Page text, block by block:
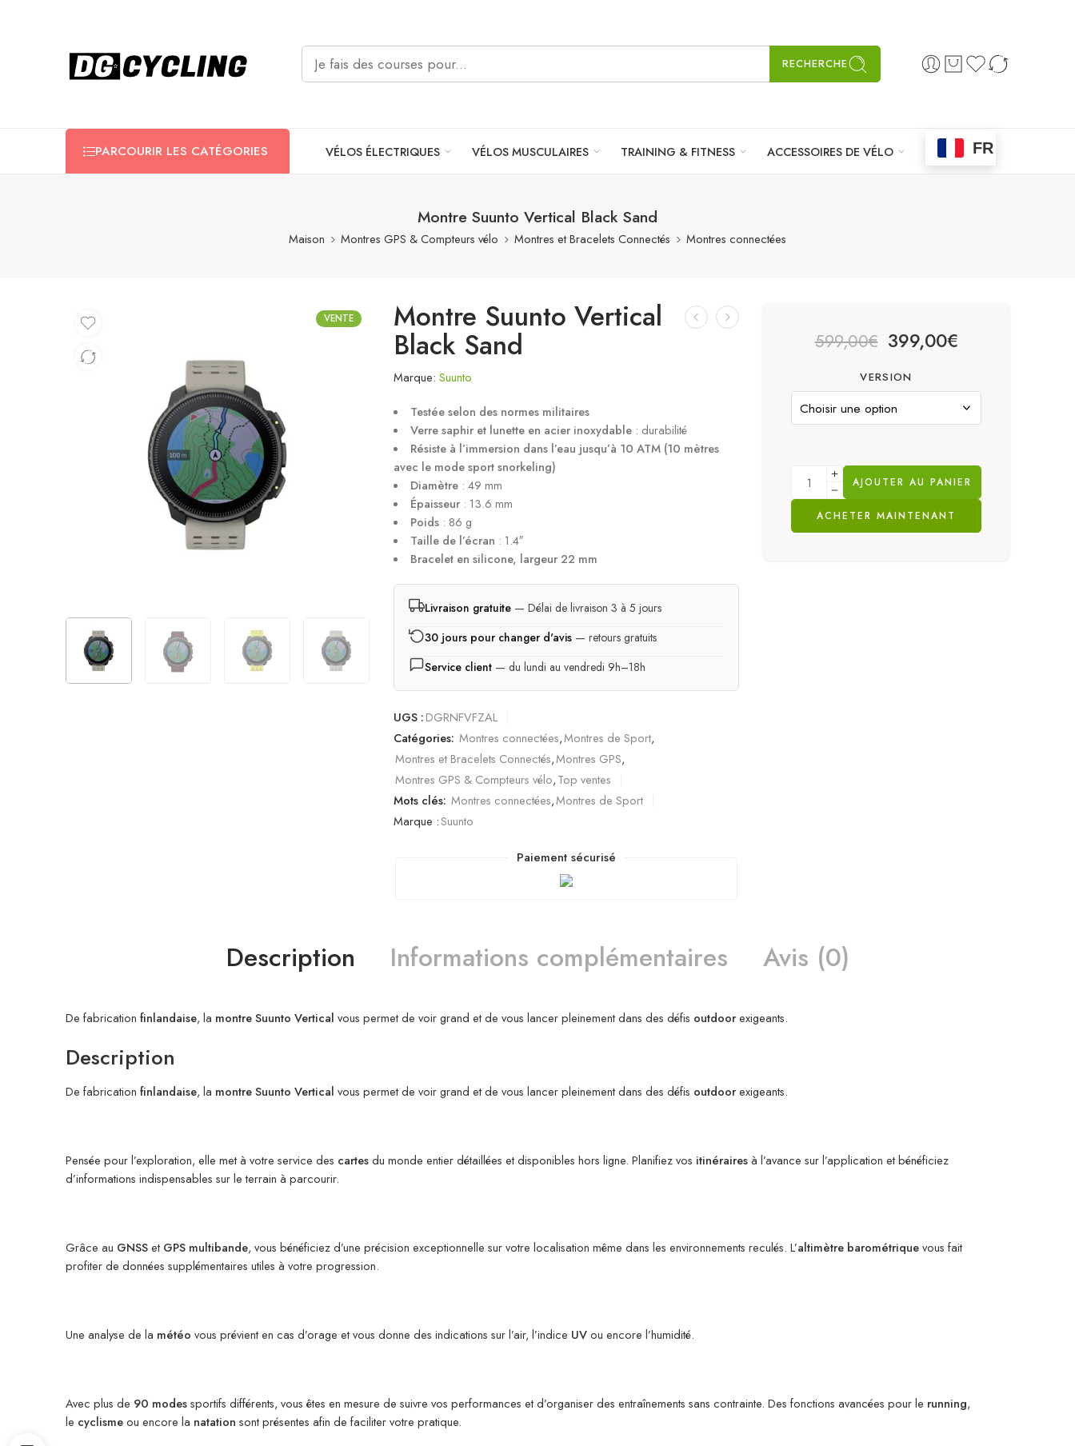
RECHERCHE
PARCOURIR LES CATÉGORIES VÉLOS ÉLECTRIQUES VÉLOS MUSCULAIRES TRAINING & FITNESS ACCESSOIRES DE VÉLO FR
Montre Suunto Vertical Black Sand
Maison Montres GPS & Compteurs vélo Montres et Bracelets Connectés Montres connectées
VENTE Montre Suunto Vertical
Black Sand
Marque: Suunto
Testée selon des normes militaires
Verre saphir et lunette en acier inoxydable: durabilité
Résiste à l’immersion dans l’eau jusqu’à 10 ATM (10 mètres
avec le mode sport snorkeling)
Diamètre: 49 mm
Épaisseur: 13.6 mm
Poids: 86 g
Taille de l’écran : 1.4″
Bracelet en silicone, largeur 22 mm
Livraison gratuite — Délai de livraison 3 à 5 jours
30 jours pour changer d'avis — retours gratuits
Service client — du lundi au vendredi 9h–18h
UGS :DGRNFVFZAL
Catégories: Montres connectées,Montres de Sport,
Montres et Bracelets Connectés,Montres GPS,
Montres GPS & Compteurs vélo,Top ventes
Mots clés: Montres connectées,Montres de Sport
Marque :Suunto
Paiement sécurisé
599,00€ 399,00€
VERSION
AJOUTER AU PANIER
ACHETER MAINTENANT
Description Informations complémentaires Avis (0)
De fabrication finlandaise, la montre Suunto Vertical vous permet de voir grand et de vous lancer pleinement dans des défis outdoorexigeants.
Description
De fabrication finlandaise, la montre Suunto Vertical vous permet de voir grand et de vous lancer pleinement dans des défis outdoorexigeants.
Pensée pour l’exploration, elle met à votre service des cartesdu monde entier détaillées et disponibles hors ligne. Planifiez vos itinérairesà l’avance sur l’application et bénéficiez
d’informations indispensables sur le terrain à parcourir.
Grâce au GNSSet GPS multibande, vous bénéficiez d’une précision exceptionnelle sur votre localisation même dans les environnements reculés. L’altimètre barométriquevous fait
profiter de données supplémentaires utiles à votre progression.
Une analyse de la météo vous prévient en cas d’orage et vous donne des indications sur l’air, l’indice UVou encore l’humidité.
Avec plus de 90 modessportifs différents, vous êtes en mesure de suivre vos performances et d’organiser des entraînements sans contrainte. Des fonctions avancées pour le running,
le cyclismeou encore la natation sont présentes afin de faciliter votre pratique.